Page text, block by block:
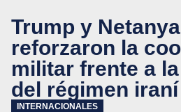
Trump y
reforzaron la
militar frente a
del régimen iraní
INTERNACIONALES